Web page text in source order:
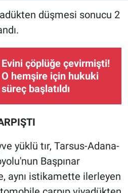
düşmesi sonucu 2
Evini çöplüğe çevirmişti!
O hemşire için hukuki
süreç başlatıldı
yüklü tır, Tarsus-Adana-
Başpınar
aynı istikamette ilerleyen